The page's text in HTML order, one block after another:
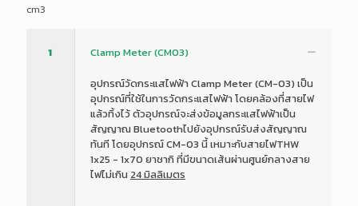
cm3
1 Clamp Meter (CM03)
อุปกรณ์วัดกระแสไฟฟ้า Clamp Meter (CM-03) เป็น
อุปกรณ์ที่ใช้ในการวัดกระแสไฟฟ้า โดยคล้องที่สายไฟ
แล้วทิ้งไว้ ตัวอุปกรณ์จะส่งข้อมูลกระแสไฟฟ้าเป็น
สัญญาณ Bluetoothไปยังอุปกรณ์รับส่งสัญญาณ
ทันที โดยอุปกรณ์ CM-03 นี้ เหมาะกับสายไฟTHW
1x25 - 1x70 ยาชากิ ที่มีขนาดเส้นผ่านศูนย์กลางสาย
ไฟไม่เกิน 24 มิลลิเมตร